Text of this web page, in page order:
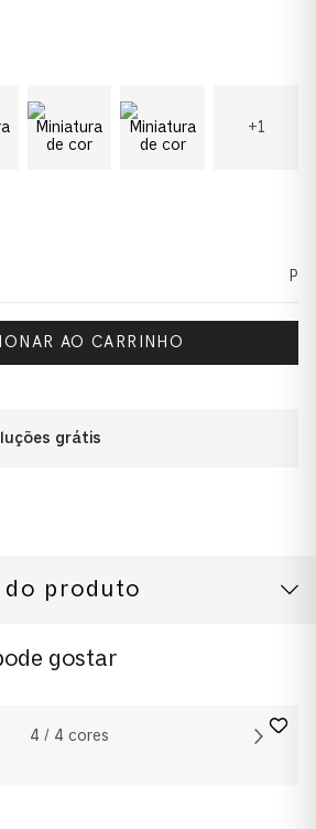
+1
P
AO CARRINHO
grátis
produto
gostar
4 / 4 cores